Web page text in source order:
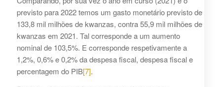
previsto para 2022 temos um gasto monetário previsto de
133,8 mil milhões de kwanzas, contra 55,9 mil milhões de
kwanzas em 2021. Tal corresponde a um aumento
nominal de 103,5%. E corresponde respetivamente a
1,2%, 0,6% e 0,2% da despesa fiscal, despesa fiscal e
percentagem do PIB[7].